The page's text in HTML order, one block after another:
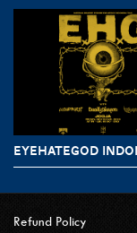
Refund Policy